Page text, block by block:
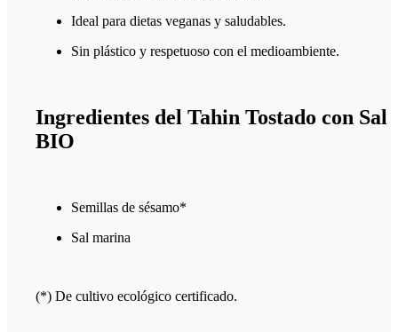
Ideal para dietas veganas y saludables.
Sin plástico y respetuoso con el medioambiente.
Ingredientes del Tahin Tostado con Sal
BIO
Semillas de sésamo*
Sal marina
(*) De cultivo ecológico certificado.